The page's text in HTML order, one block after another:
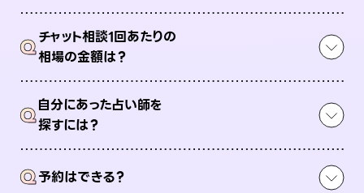
Qチャット相談1回あたりの
相場の金額は？
Q自分にあった占い師を
探すには？
Q予約はできる？